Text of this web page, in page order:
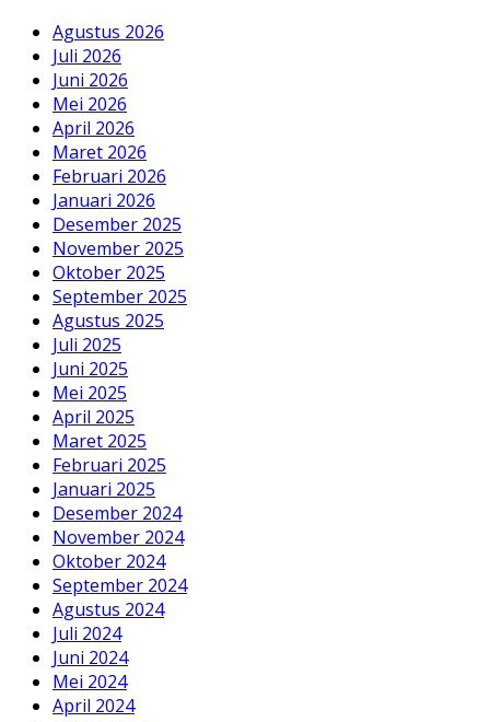
Agustus 2026
Juli 2026
Juni 2026
Mei 2026
April 2026
Maret 2026
Februari 2026
Januari 2026
Desember 2025
November 2025
Oktober 2025
September 2025
Agustus 2025
Juli 2025
Juni 2025
Mei 2025
April 2025
Maret 2025
Februari 2025
Januari 2025
Desember 2024
November 2024
Oktober 2024
September 2024
Agustus 2024
Juli 2024
Juni 2024
Mei 2024
April 2024